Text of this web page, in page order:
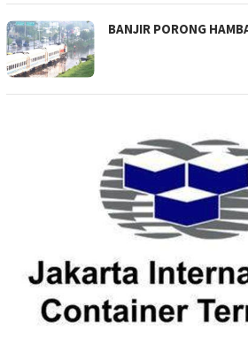
BANJIR PORONG